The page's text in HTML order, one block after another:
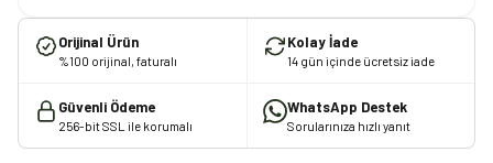
Orijinal Ürün
%100 orijinal, faturalı
Kolay İade
14 gün içinde ücretsiz iade
Güvenli Ödeme
256-bit SSL ile korumalı
WhatsApp Destek
Sorularınıza hızlı yanıt